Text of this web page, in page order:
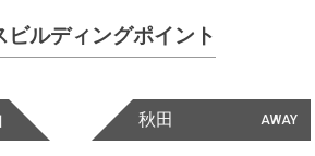
ビルディングポイント
AWAY
秋田